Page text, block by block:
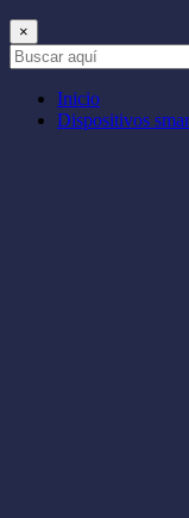
×
Inicio
Dispositivos